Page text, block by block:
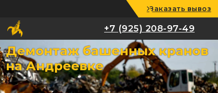
+7 (925) 208-97-49
Заказать вывоз
+7 (925) 208-97-49
Демонтаж башенных кранов
на Андреевке